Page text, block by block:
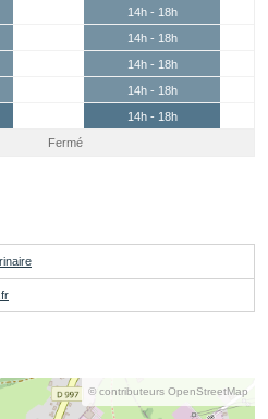
14h - 18h
14h - 18h
14h - 18h
14h - 18h
14h - 18h
Fermé
© contributeurs OpenStreetMap